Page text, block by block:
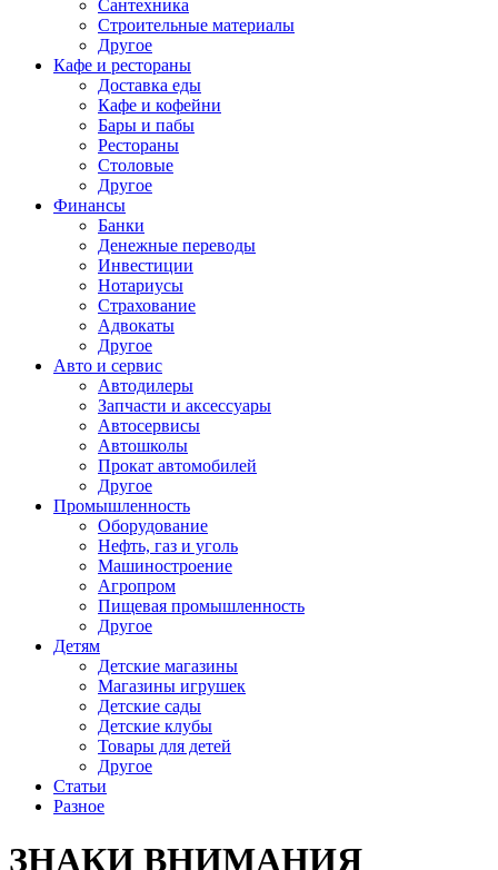
Сантехника
Строительные материалы
Другое
Кафе и рестораны
Доставка еды
Кафе и кофейни
Бары и пабы
Рестораны
Столовые
Другое
Финансы
Банки
Денежные переводы
Инвестиции
Нотариусы
Страхование
Адвокаты
Другое
Авто и сервис
Автодилеры
Запчасти и аксессуары
Автосервисы
Автошколы
Прокат автомобилей
Другое
Промышленность
Оборудование
Нефть, газ и уголь
Машиностроение
Агропром
Пищевая промышленность
Другое
Детям
Детские магазины
Магазины игрушек
Детские сады
Детские клубы
Товары для детей
Другое
Статьи
Разное
ЗНАКИ ВНИМАНИЯ